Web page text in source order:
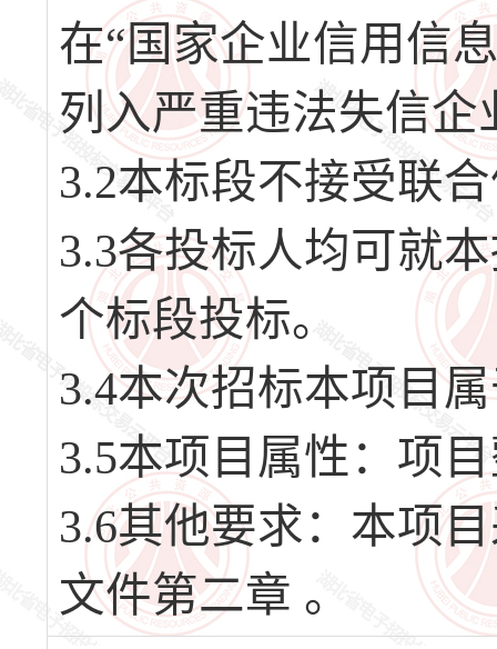
在“国家企业信用信
列入严重违法失信企
3.2本标段不接受联
3.3各投标人均可就
个标段投标。
3.4本次招标本项目
3.5本项目属性：项
3.6其他要求：本项
文件第二章 。